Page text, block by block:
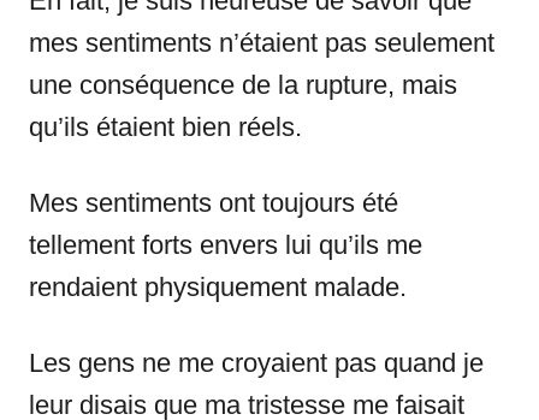
mes sentiments n’étaient pas seulement
une conséquence de la rupture, mais
qu’ils étaient bien réels.
Mes sentiments ont toujours été
tellement forts envers lui qu’ils me
rendaient physiquement malade.
Les gens ne me croyaient pas quand je
leur disais que ma tristesse me faisait